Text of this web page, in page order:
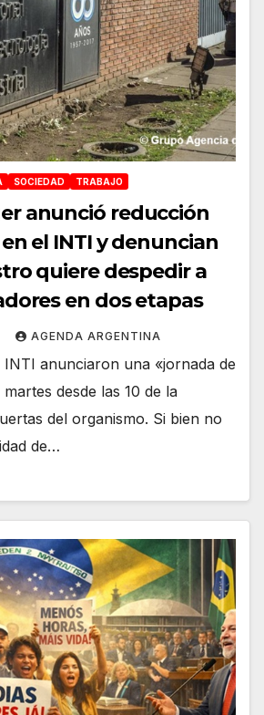
SOCIEDAD TRABAJO
anunció reducción
el INTI y denuncian
quiere despedir a
en dos etapas
AGENDA ARGENTINA
INTI anunciaron una «jornada de
desde las 10 de la
del organismo. Si bien no
de…